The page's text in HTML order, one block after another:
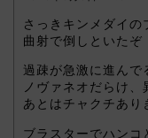
さっきキンメダイ
曲射で倒しといたぞ
過疎が急激に進ん
ノヴァネオだらけ
あとはチャクチあり
ブラスターでハンコ